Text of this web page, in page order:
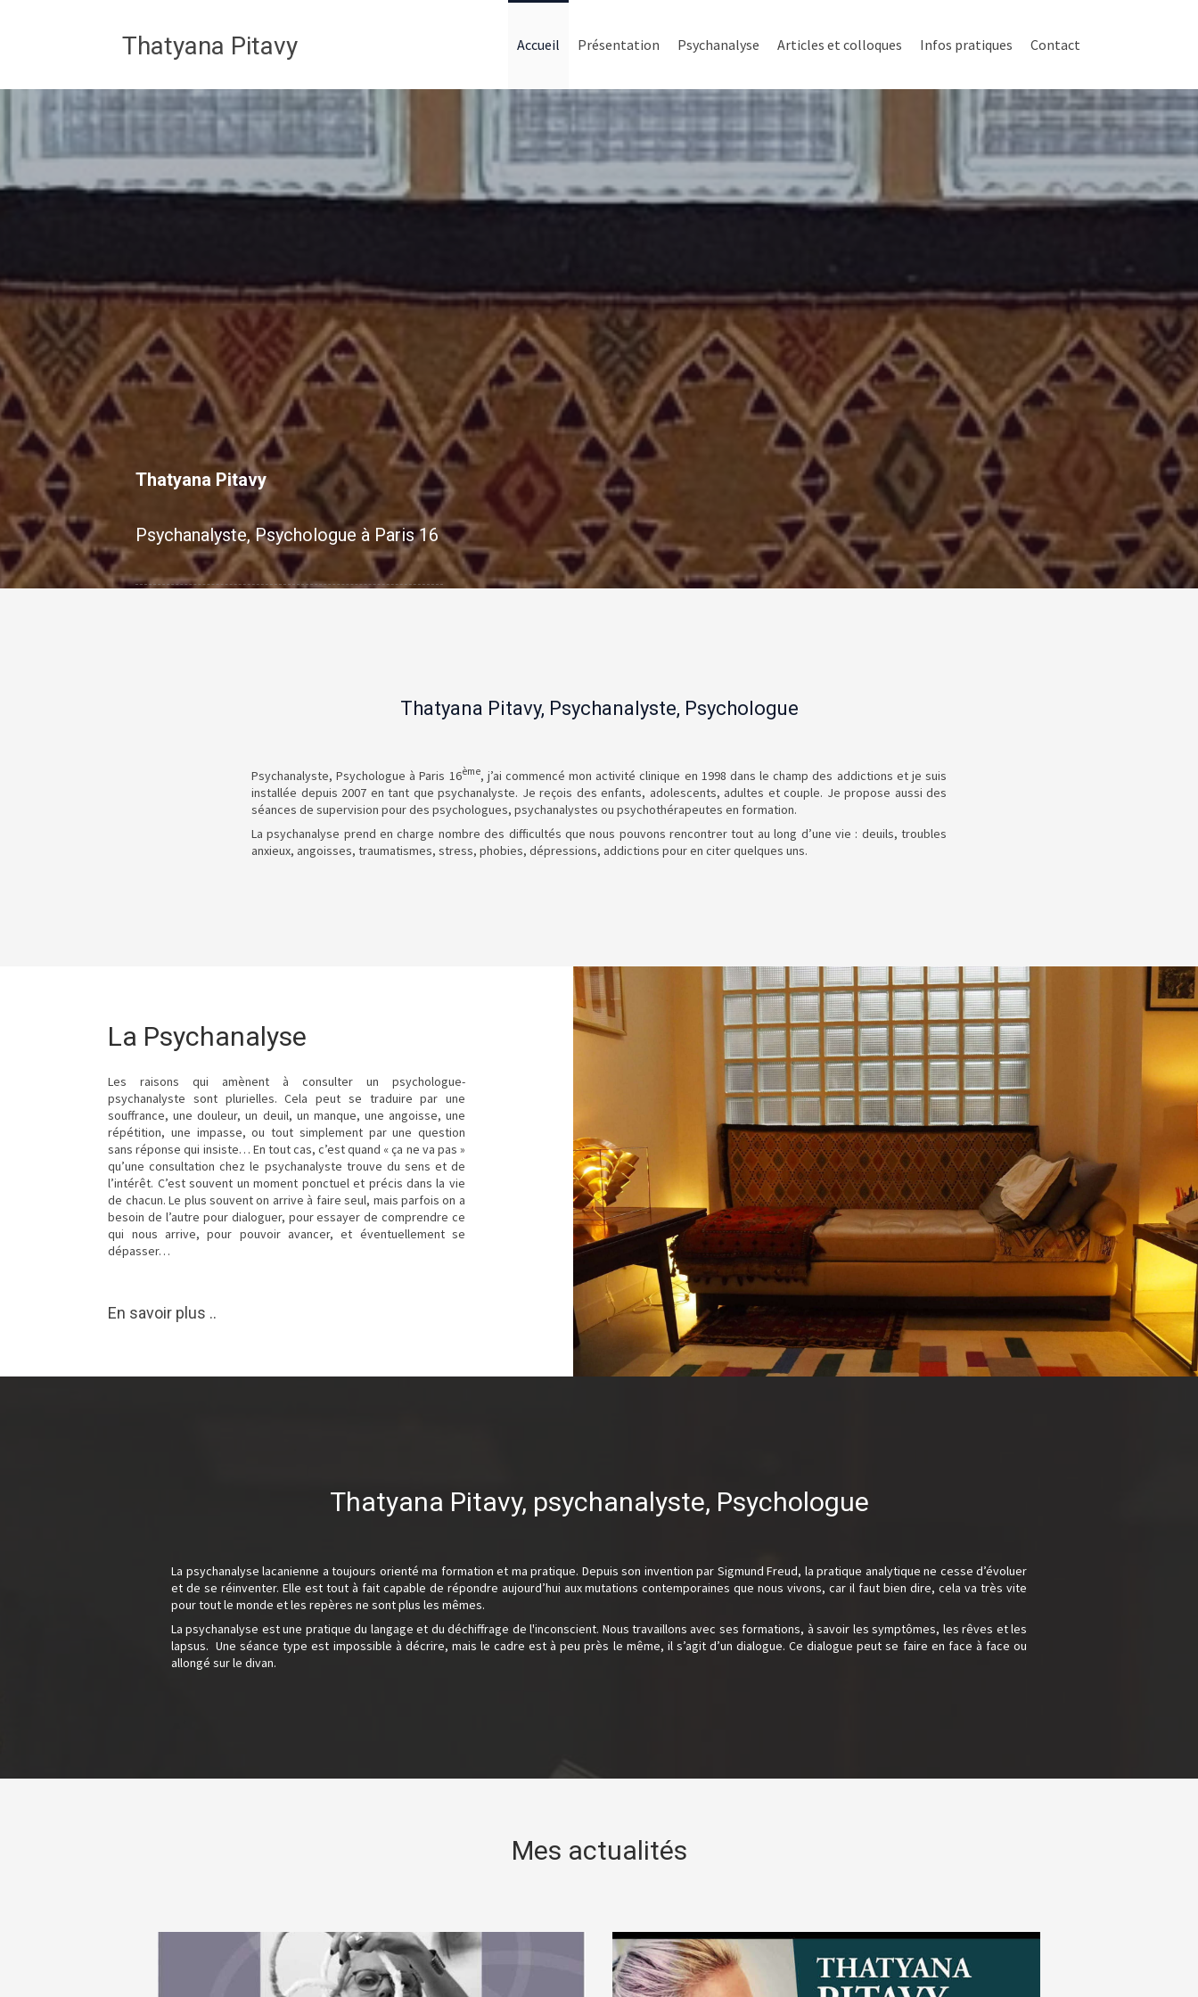
Accueil Présentation Psychanalyse Articles et colloques Infos pratiques Contact
Thatyana Pitavy
Thatyana Pitavy
Psychanalyste, Psychologue à Paris 16
Thatyana Pitavy, Psychanalyste, Psychologue
Psychanalyste, Psychologue à Paris 16ème, j’ai commencé mon activité clinique en 1998 dans le champ des addictions et je suis
installée depuis 2007 en tant que psychanalyste. Je reçois des enfants, adolescents, adultes et couple. Je propose aussi des
séances de supervision pour des psychologues, psychanalystes ou psychothérapeutes en formation.
La psychanalyse prend en charge nombre des difficultés que nous pouvons rencontrer tout au long d’une vie : deuils, troubles
anxieux, angoisses, traumatismes, stress, phobies, dépressions, addictions pour en citer quelques uns.
La Psychanalyse
Les raisons qui amènent à consulter un psychologue-
psychanalyste sont plurielles. Cela peut se traduire par une
souffrance, une douleur, un deuil, un manque, une angoisse, une
répétition, une impasse, ou tout simplement par une question
sans réponse qui insiste… En tout cas, c’est quand « ça ne va pas »
qu’une consultation chez le psychanalyste trouve du sens et de
l’intérêt. C’est souvent un moment ponctuel et précis dans la vie
de chacun. Le plus souvent on arrive à faire seul, mais parfois on a
besoin de l’autre pour dialoguer, pour essayer de comprendre ce
qui nous arrive, pour pouvoir avancer, et éventuellement se
dépasser…
En savoir plus ..
Thatyana Pitavy, psychanalyste, Psychologue
La psychanalyse lacanienne a toujours orienté ma formation et ma pratique. Depuis son invention par Sigmund Freud, la pratique analytique ne cesse d’évoluer
et de se réinventer. Elle est tout à fait capable de répondre aujourd’hui aux mutations contemporaines que nous vivons, car il faut bien dire, cela va très vite
pour tout le monde et les repères ne sont plus les mêmes.
La psychanalyse est une pratique du langage et du déchiffrage de l'inconscient. Nous travaillons avec ses formations, à savoir les symptômes, les rêves et les
lapsus. Une séance type est impossible à décrire, mais le cadre est à peu près le même, il s’agit d’un dialogue. Ce dialogue peut se faire en face à face ou
allongé sur le divan.
Mes actualités